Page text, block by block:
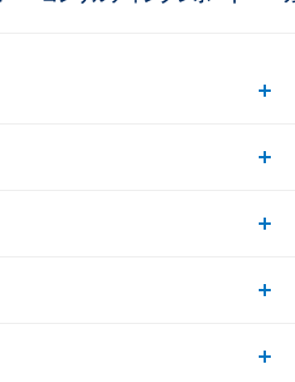
プ